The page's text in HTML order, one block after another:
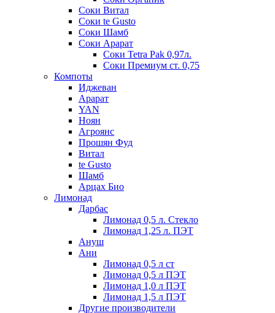
Соки Витал
Соки te Gusto
Соки Шамб
Соки Арарат
Соки Tetra Pak 0,97л.
Соки Премиум ст. 0,75
Компоты
Иджеван
Арарат
YAN
Ноян
Агроянс
Прошян Фуд
Витал
te Gusto
Шамб
Арцах Био
Лимонад
Дарбас
Лимонад 0,5 л. Стекло
Лимонад 1,25 л. ПЭТ
Ануш
Ани
Лимонад 0,5 л ст
Лимонад 0,5 л ПЭТ
Лимонад 1,0 л ПЭТ
Лимонад 1,5 л ПЭТ
Другие производители